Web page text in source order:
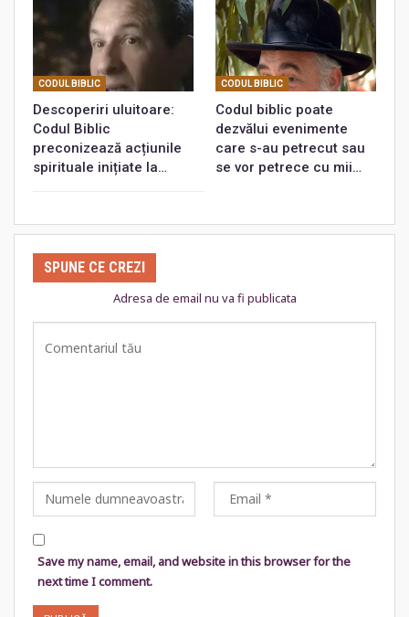
CODUL BIBLIC
Descoperiri uluitoare:
Codul Biblic
preconizează acțiunile
spirituale inițiate la…
CODUL BIBLIC
Codul biblic poate
dezvălui evenimente
care s-au petrecut sau
se vor petrece cu mii…
SPUNE CE CREZI
Adresa de email nu va fi publicata
Save my name, email, and website in this browser for the
next time I comment.